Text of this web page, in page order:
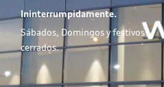
Ininterrumpidamente.
Sábados, Domingos y festivos
cerrados.